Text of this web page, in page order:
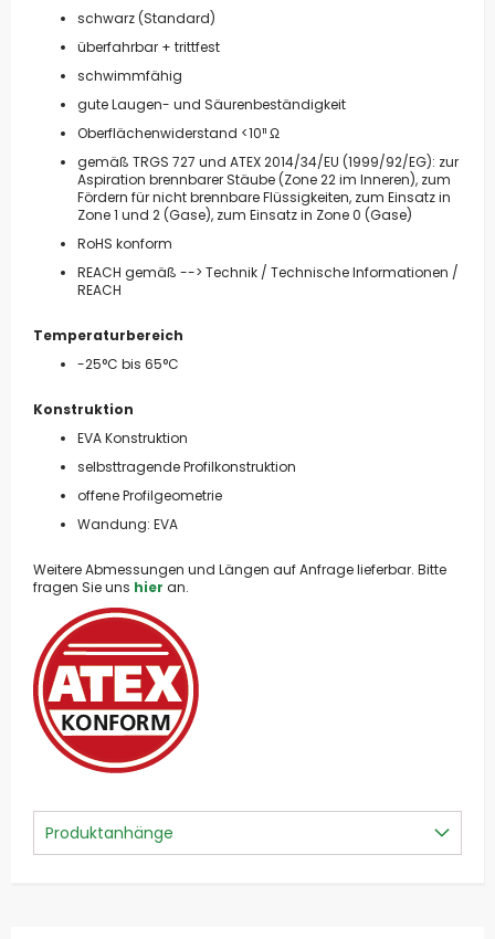
schwarz (Standard)
überfahrbar + trittfest
schwimmfähig
gute Laugen- und Säurenbeständigkeit
Oberflächenwiderstand <10¹¹ Ω
gemäß TRGS 727 und ATEX 2014/34/EU (1999/92/EG): zur
Aspiration brennbarer Stäube (Zone 22 im Inneren), zum
Fördern für nicht brennbare Flüssigkeiten, zum Einsatz in
Zone 1 und 2 (Gase), zum Einsatz in Zone 0 (Gase)
RoHS konform
REACH gemäß --> Technik / Technische Informationen /
REACH
Temperaturbereich
-25°C bis 65°C
Konstruktion
EVA Konstruktion
selbsttragende Profilkonstruktion
offene Profilgeometrie
Wandung: EVA
Weitere Abmessungen und Längen auf Anfrage lieferbar. Bitte
fragen Sie uns hier an.
Produktanhänge